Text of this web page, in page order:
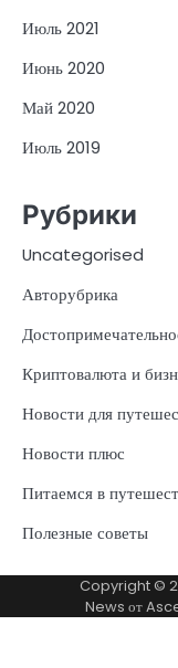
Июль 2021
Июнь 2020
Май 2020
Июль 2019
Рубрики
Uncategorised
Авторубрика
Криптовалюта и
Новости для
Новости плюс
Питаемся в
Полезные советы
Copyright ©
News от